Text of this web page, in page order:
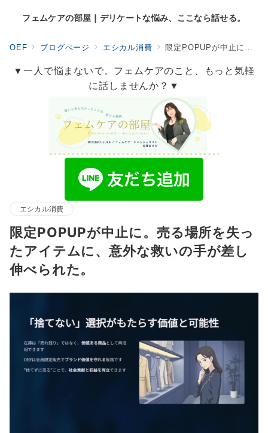
フェムケアの部屋｜デリケートな悩み、ここなら話せる。
OEF ブログぺージ エシカル消費 限定POPUPが中止に。売る場所を失ったアイテムに、意外な救いの手が差し伸べられた。
▼一人で悩まないで。フェムケアのこと、もっと気軽
に話しませんか？▼
エシカル消費
限定POPUPが中止に。売る場所を失っ
たアイテムに、意外な救いの手が差し
伸べられた。